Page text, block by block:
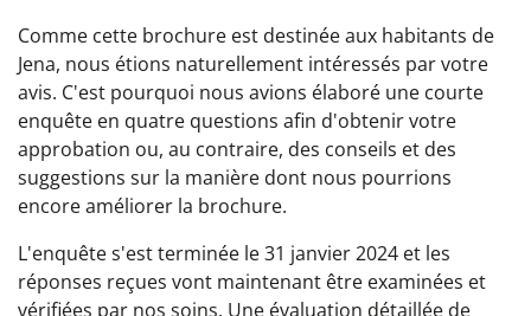
Comme cette brochure est destinée aux habitants de
Jena, nous étions naturellement intéressés par votre
avis. C'est pourquoi nous avions élaboré une courte
enquête en quatre questions afin d'obtenir votre
approbation ou, au contraire, des conseils et des
suggestions sur la manière dont nous pourrions
encore améliorer la brochure.
L'enquête s'est terminée le 31 janvier 2024 et les
réponses reçues vont maintenant être examinées et
vérifiées par nos soins. Une évaluation détaillée de